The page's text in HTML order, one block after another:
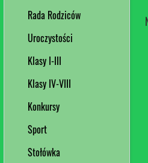
Rada Rodziców
Uroczystości
Klasy I-III
Klasy IV-VIII
Konkursy
Sport
Stołówka